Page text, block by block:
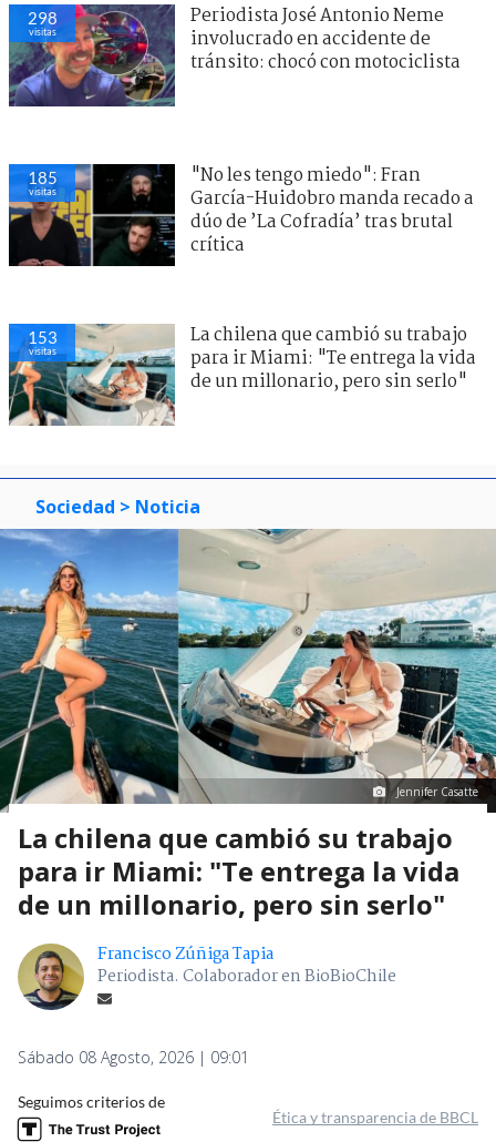
298
visitas
Periodista José Antonio Neme
involucrado en accidente de
tránsito: chocó con motociclista
185
visitas
"No les tengo miedo": Fran
García-Huidobro manda recado a
dúo de ’La Cofradía’ tras brutal
crítica
153
visitas
La chilena que cambió su trabajo
para ir Miami: "Te entrega la vida
de un millonario, pero sin serlo"
Sociedad > Noticia
Jennifer Casatte
La chilena que cambió su trabajo
para ir Miami: "Te entrega la vida
de un millonario, pero sin serlo"
Francisco Zúñiga Tapia
Periodista. Colaborador en BioBioChile
Sábado 08 Agosto, 2026 | 09:01
Seguimos criterios de
Ética y transparencia de BBCL